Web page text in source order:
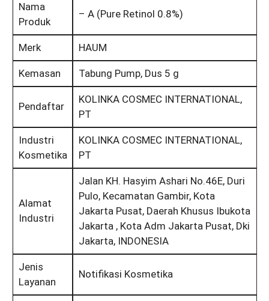
Nama
Produk
– A (Pure Retinol 0.8%)
Merk HAUM
Kemasan Tabung Pump, Dus 5 g
Pendaftar
KOLINKA COSMEC INTERNATIONAL,
PT
Industri
Kosmetika
KOLINKA COSMEC INTERNATIONAL,
PT
Alamat
Industri
Jalan KH. Hasyim Ashari No.46E, Duri
Pulo, Kecamatan Gambir, Kota
Jakarta Pusat, Daerah Khusus Ibukota
Jakarta , Kota Adm Jakarta Pusat, Dki
Jakarta, INDONESIA
Jenis
Layanan
Notifikasi Kosmetika